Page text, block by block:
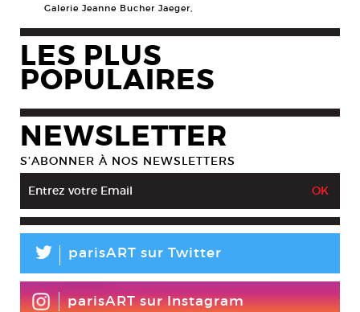
Galerie Jeanne Bucher Jaeger,
LES PLUS
POPULAIRES
NEWSLETTER
S’ABONNER À NOS NEWSLETTERS
L parisART sur Twitter
parisART sur Instagram